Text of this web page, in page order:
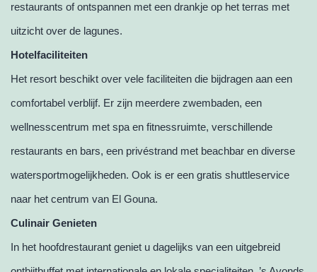
restaurants of ontspannen met een drankje op het terras met
uitzicht over de lagunes.
Hotelfaciliteiten
Het resort beschikt over vele faciliteiten die bijdragen aan een
comfortabel verblijf. Er zijn meerdere zwembaden, een
wellnesscentrum met spa en fitnessruimte, verschillende
restaurants en bars, een privéstrand met beachbar en diverse
watersportmogelijkheden. Ook is er een gratis shuttleservice
naar het centrum van El Gouna.
Culinair Genieten
In het hoofdrestaurant geniet u dagelijks van een uitgebreid